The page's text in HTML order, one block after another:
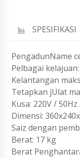
SPESIFIKASI
PengadunName
Pelbagai
Kelantangan
Tetapkan jUlat
Kusa: 220V /
Dimensi:
Saiz dengan
Berat: 17 kg
Berat